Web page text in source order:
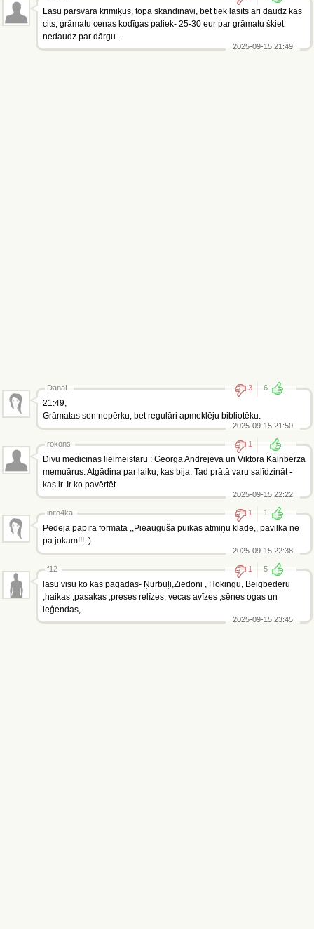
Lasu pārsvarā krimiķus, topā skandināvi, bet tiek lasīts ari daudz kas
cits, grāmatu cenas kodīgas paliek- 25-30 eur par grāmatu škiet
nedaudz par dārgu...
2025-09-15 21:49
DanaL 3 6
21:49,
Grāmatas sen nepērku, bet regulāri apmeklēju bibliotēku.
2025-09-15 21:50
rokons 1
Divu medicīnas lielmeistaru : Georga Andrejeva un Viktora Kalnbērza
memuārus. Atgādina par laiku, kas bija. Tad prātā varu salīdzināt -
kas ir. Ir ko pavērtēt
2025-09-15 22:22
inito4ka 1 1
Pēdējā papīra formāta ,,Pieauguša puikas atmiņu klade,, pavilka ne
pa jokam!!! :)
2025-09-15 22:38
f12 1 5
lasu visu ko kas pagadās- Ņurbuļi,Ziedoni , Hokingu, Beigbederu
,haikas ,pasakas ,preses relīzes, vecas avīzes ,sēnes ogas un
leģendas,
2025-09-15 23:45